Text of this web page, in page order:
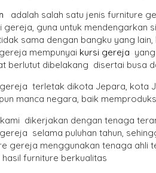
adalah salah satu jenis furniture
gereja, guna untuk
sama dengan bangku yang
mempunyai kursi gereja
berlutut dibelakang disertai busa
terletak dikota Jepara, kota
manca negara, baik
kami dikerjakan dengan tenaga
selama puluhan tahun,
gereja menggunakan tenaga ahli
furniture berkualitas